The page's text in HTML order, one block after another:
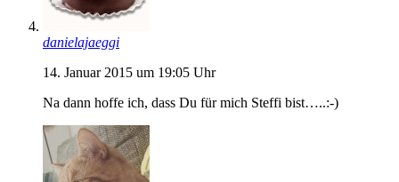
danielajaeggi
14. Januar 2015 um 19:05 Uhr
Na dann hoffe ich, dass Du für mich Steffi bist…..:-)